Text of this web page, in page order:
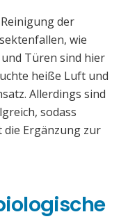
der
wie
Türen sind hier
heiße Luft und
Allerdings sind
sodass
die Ergänzung zur